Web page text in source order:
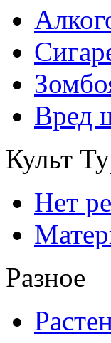
Вред
Культ
Нет
Разное